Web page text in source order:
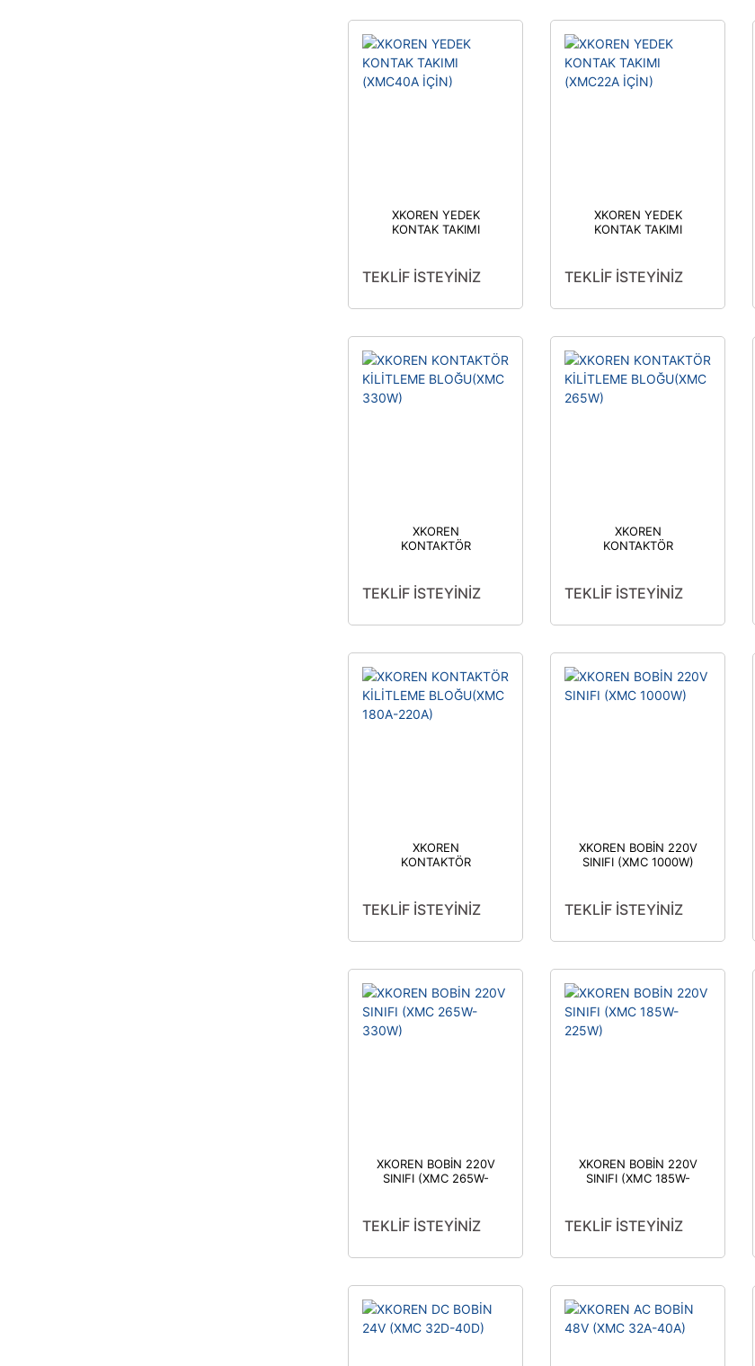
XKOREN YEDEK
KONTAK TAKIMI
TEKLİF İSTEYİNİZ
XKOREN YEDEK
KONTAK TAKIMI
TEKLİF İSTEYİNİZ
XKOREN
KONTAKTÖR
TEKLİF İSTEYİNİZ
XKOREN
KONTAKTÖR
TEKLİF İSTEYİNİZ
XKOREN
KONTAKTÖR
220A)
TEKLİF İSTEYİNİZ
XKOREN BOBİN 220V
SINIFI (XMC 1000W)
TEKLİF İSTEYİNİZ
XKOREN BOBİN 220V
SINIFI (XMC 265W-
TEKLİF İSTEYİNİZ
XKOREN BOBİN 220V
SINIFI (XMC 185W-
TEKLİF İSTEYİNİZ